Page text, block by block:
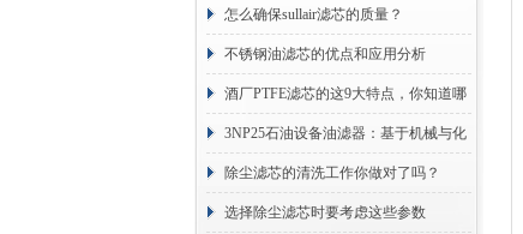
分享
怎么确保sullair滤芯的质量？
不锈钢油滤芯的优点和应用分析
酒厂PTFE滤芯的这9大特点，你知道哪
些？
3NP25石油设备油滤器：基于机械与化
学协同的油液净化核心
除尘滤芯的清洗工作你做对了吗？
选择除尘滤芯时要考虑这些参数